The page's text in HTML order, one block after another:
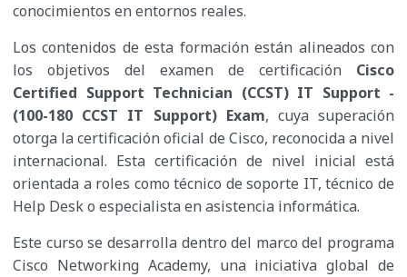
conocimientos en entornos reales.​
Los contenidos de esta formación están alineados con
los objetivos del examen de certificación Cisco
Certified Support Technician (CCST) IT Support -
(100-180 CCST IT Support) Exam, cuya superación
otorga la certificación oficial de Cisco, reconocida a nivel
internacional. Esta certificación de nivel inicial está
orientada a roles como técnico de soporte IT, técnico de
Help Desk o especialista en asistencia informática.​
Este curso se desarrolla dentro del marco del programa
Cisco Networking Academy, una iniciativa global de